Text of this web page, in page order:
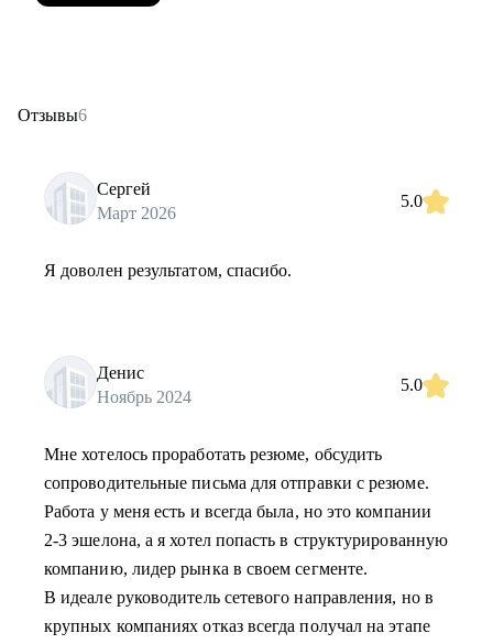
Отзывы6
Сергей
Март 2026
5.0
Я доволен результатом, спасибо.
Денис
Ноябрь 2024
5.0
Мне хотелось проработать резюме, обсудить
сопроводительные письма для отправки с резюме.
Работа у меня есть и всегда была, но это компании
2-3 эшелона, а я хотел попасть в структурированную
компанию, лидер рынка в своем сегменте.
В идеале руководитель сетевого направления, но в
крупных компаниях отказ всегда получал на этапе